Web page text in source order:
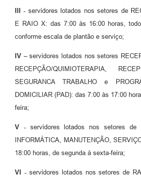
III - servidores lotados nos setores de
E RAIO X: das 7:00 às 16:00 horas,
conforme escala de plantão e serviço;
IV –servidores lotados nos setores
RECEPÇÃO/QUIMIOTERAPIA,
SEGURANCA TRABALHO e
DOMICILIAR (PAD): das 7:00 às 17:00
feira;
V - servidores lotados nos setores de
INFORMÁTICA, MANUTENÇÃO,
18:00 horas, de segunda à sexta-feira;
VI - servidores lotados nos setores de